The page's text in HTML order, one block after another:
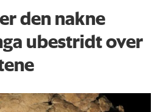
den nakne
ubestridt over